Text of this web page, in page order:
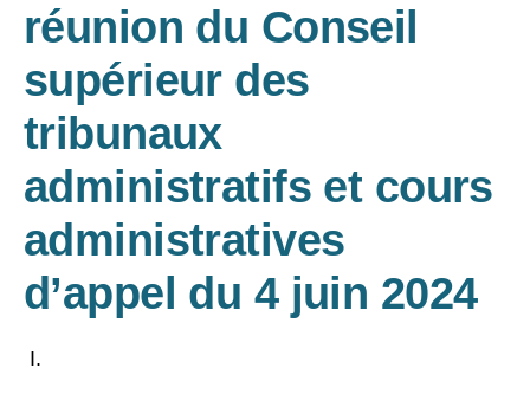
réunion du Conseil
supérieur des
tribunaux
administratifs et cours
administratives
d’appel du 4 juin 2024